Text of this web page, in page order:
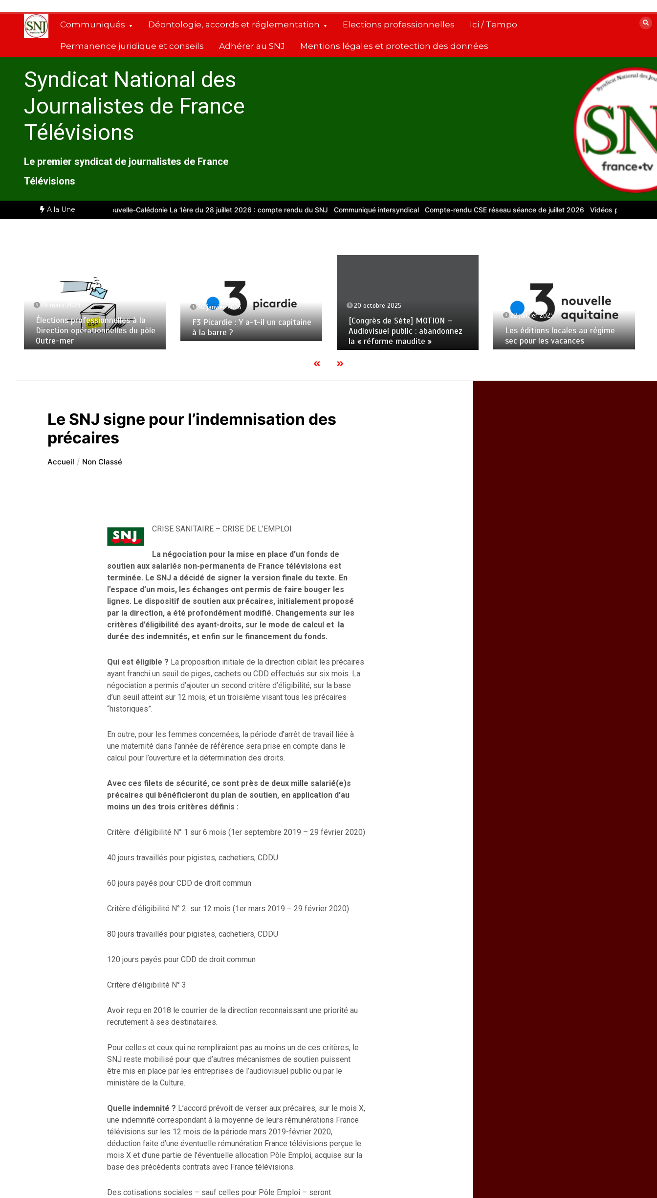
contenu
Communiqués Déontologie, accords et réglementation Elections professionnelles Ici / Tempo
Permanence juridique et conseils Adhérer au SNJ Mentions légales et protection des données
Syndicat National des
Journalistes de France
Télévisions
Le premier syndicat de journalistes de France
Télévisions
A la Une
Comité d’entreprise de Nouvelle-Calédonie La 1ère du 28 juillet 2026 : compte rendu du SNJ Communiqué intersyndical Compte-rendu CSE réseau séance de juillet 2026 Vidéos pour le numérique
26 mars 2026
Élections professionnelles à la
Direction opérationnelles du pôle
Outre-mer
30 janvier 2026
F3 Picardie : Y a-t-il un capitaine
à la barre ?
20 octobre 2025
[Congrès de Sète] MOTION –
Audiovisuel public : abandonnez
la « réforme maudite »
22 janvier 2025
Les éditions locales au régime
sec pour les vacances
Le SNJ signe pour l’indemnisation des
précaires
Accueil Non Classé
CRISE SANITAIRE – CRISE DE L’EMPLOI
La négociation pour la mise en place d’un fonds de
soutien aux salariés non-permanents de France télévisions est
terminée. Le SNJ a décidé de signer la version finale du texte. En
l’espace d’un mois, les échanges ont permis de faire bouger les
lignes. Le dispositif de soutien aux précaires, initialement proposé
par la direction, a été profondément modifié. Changements sur les
critères d’éligibilité des ayant-droits, sur le mode de calcul et la
durée des indemnités, et enfin sur le financement du fonds.
Qui est éligible ? La proposition initiale de la direction ciblait les précaires
ayant franchi un seuil de piges, cachets ou CDD effectués sur six mois. La
négociation a permis d’ajouter un second critère d’éligibilité, sur la base
d’un seuil atteint sur 12 mois, et un troisième visant tous les précaires
“historiques”.
En outre, pour les femmes concernées, la période d’arrêt de travail liée à
une maternité dans l’année de référence sera prise en compte dans le
calcul pour l’ouverture et la détermination des droits.
Avec ces filets de sécurité, ce sont près de deux mille salarié(e)s
précaires qui bénéficieront du plan de soutien, en application d’au
moins un des trois critères définis :
Critère d’éligibilité N° 1 sur 6 mois (1er septembre 2019 – 29 février 2020)
40 jours travaillés pour pigistes, cachetiers, CDDU
60 jours payés pour CDD de droit commun
Critère d’éligibilité N° 2 sur 12 mois (1er mars 2019 – 29 février 2020)
80 jours travaillés pour pigistes, cachetiers, CDDU
120 jours payés pour CDD de droit commun
Critère d’éligibilité N° 3
Avoir reçu en 2018 le courrier de la direction reconnaissant une priorité au
recrutement à ses destinataires.
Pour celles et ceux qui ne rempliraient pas au moins un de ces critères, le
SNJ reste mobilisé pour que d’autres mécanismes de soutien puissent
être mis en place par les entreprises de l’audiovisuel public ou par le
ministère de la Culture.
Quelle indemnité ? L’accord prévoit de verser aux précaires, sur le mois X,
une indemnité correspondant à la moyenne de leurs rémunérations France
télévisions sur les 12 mois de la période mars 2019-février 2020,
déduction faite d’une éventuelle rémunération France télévisions perçue le
mois X et d’une partie de l’éventuelle allocation Pôle Emploi, acquise sur la
base des précédents contrats avec France télévisions.
Des cotisations sociales – sauf celles pour Pôle Emploi – seront